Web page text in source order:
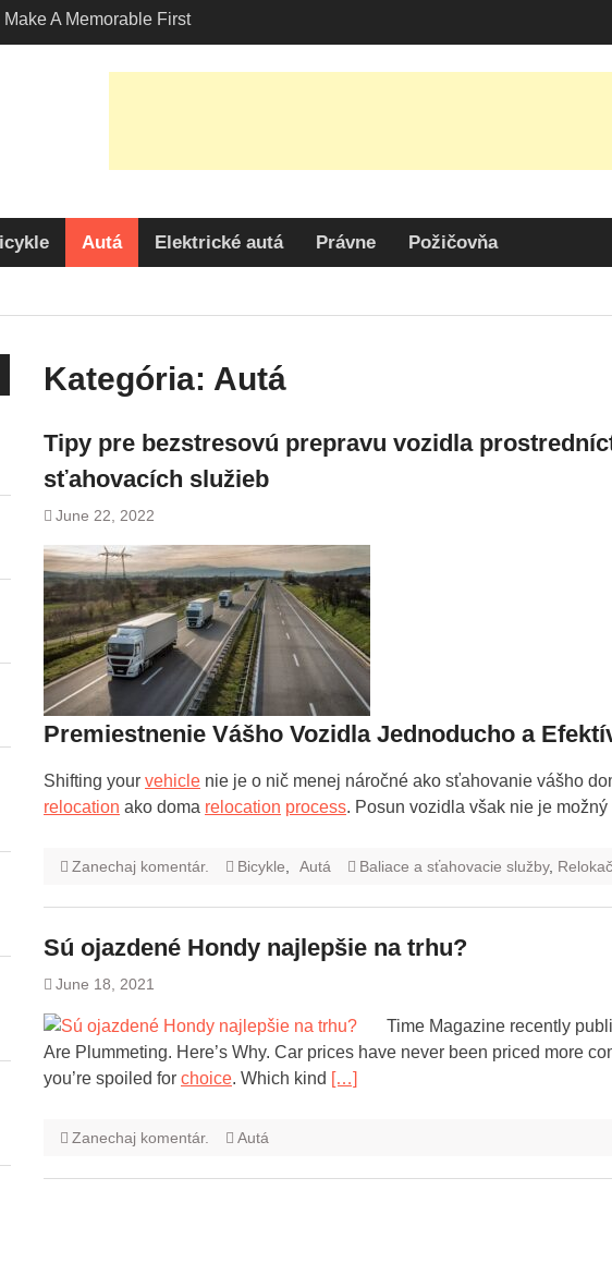
Make A Memorable First
With A Požičovňa
v Los Angeles?
Čaro: Prečo je Honda
Voľbou Medzi
Autá Elektrické autá Právne Požičovňa
Kategória: Autá
Tipy pre bezstresovú prepravu vozidla
sťahovacích služieb
June 22, 2022
Premiestnenie Vášho Vozidla Jednoducho a
Shifting your vehicle nie je o nič menej náročné ako sťahovanie vášho
relocation ako doma relocation process. Posun vozidla však nie je možný
Zanechaj komentár. Bicykle, Autá Baliace a sťahovacie služby,
Sú ojazdené Hondy najlepšie na trhu?
June 18, 2021
Time Magazine recently
Are Plummeting. Here’s Why. Car prices have never been priced more
you’re spoiled for choice. Which kind […]
Zanechaj komentár. Autá